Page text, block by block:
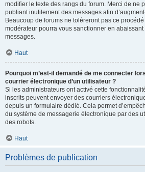
modifier le texte des rangs du forum. Merci de ne
publiant inutilement des messages afin
Beaucoup de forums ne toléreront pas ce
modérateur pourra vous sanctionner en abaissant
messages.
Haut
Pourquoi m’est-il demandé de me connecter
courrier électronique d’un utilisateur ?
Si les administrateurs ont activé cette
inscrits peuvent envoyer des courriers
depuis un formulaire dédié. Cela permet
du système de messagerie électronique par des
des robots.
Haut
Problèmes de publication